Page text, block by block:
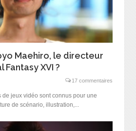
Maehiro, le directeur
XVI ?
17 commentaires
jeux vidéo sont connus pour une
de scénario, illustration,...